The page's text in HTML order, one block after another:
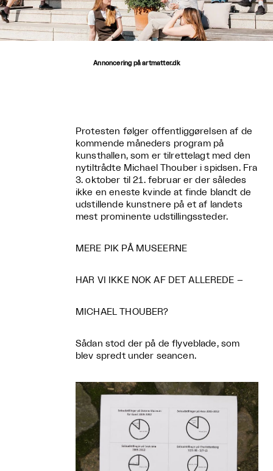
Annoncering på artmatter.dk
Protesten følger offentliggørelsen af de
kommende måneders program på
kunsthallen, som er tilrettelagt med den
nytiltrådte Michael Thouber i spidsen. Fra
3. oktober til 21. februar er der således
ikke en eneste kvinde at finde blandt de
udstillende kunstnere på et af landets
mest prominente udstillingssteder.
MERE PIK PÅ MUSEERNE
HAR VI IKKE NOK AF DET ALLEREDE –
MICHAEL THOUBER?
Sådan stod der på de flyveblade, som
blev spredt under seancen.